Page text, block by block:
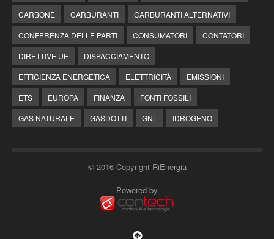
CARBONE
CARBURANTI
CARBURANTI ALTERNATIVI
CONFERENZA DELLE PARTI
CONSUMATORI
CONTATORI
DIRETTIVE UE
DISPACCIAMENTO
EFFICIENZA ENERGETICA
ELETTRICITÀ
EMISSIONI
ETS
EUROPA FINANZA
FONTI FOSSILI
GAS NATURALE
GASDOTTI GNL IDROGENO
© 2016 Copyright RiEnergia
Powered by